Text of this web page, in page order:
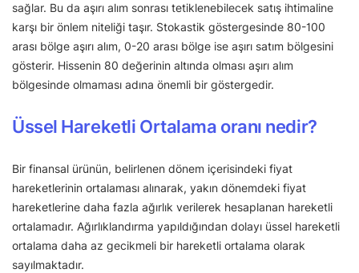
sağlar. Bu da aşırı alım sonrası tetiklenebilecek satış ihtimaline
karşı bir önlem niteliği taşır. Stokastik göstergesinde 80-100
arası bölge aşırı alım, 0-20 arası bölge ise aşırı satım bölgesini
gösterir. Hissenin 80 değerinin altında olması aşırı alım
bölgesinde olmaması adına önemli bir göstergedir.
Üssel Hareketli Ortalama oranı nedir?
Bir finansal ürünün, belirlenen dönem içerisindeki fiyat
hareketlerinin ortalaması alınarak, yakın dönemdeki fiyat
hareketlerine daha fazla ağırlık verilerek hesaplanan hareketli
ortalamadır. Ağırlıklandırma yapıldığından dolayı üssel hareketli
ortalama daha az gecikmeli bir hareketli ortalama olarak
sayılmaktadır.